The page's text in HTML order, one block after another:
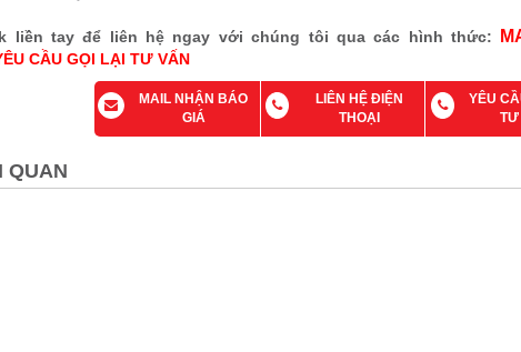
liền tay để liên hệ ngay với chúng tôi qua các hình thức:
CẦU GỌI LẠI TƯ VẤN
MAIL NHẬN BÁO
GIÁ
LIÊN HỆ ĐIỆN
THOẠI
YÊU
TƯ
QUAN